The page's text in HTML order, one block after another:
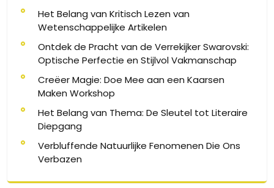
Het Belang van Kritisch Lezen van
Wetenschappelijke Artikelen
Ontdek de Pracht van de Verrekijker Swarovski:
Optische Perfectie en Stijlvol Vakmanschap
Creëer Magie: Doe Mee aan een Kaarsen
Maken Workshop
Het Belang van Thema: De Sleutel tot Literaire
Diepgang
Verbluffende Natuurlijke Fenomenen Die Ons
Verbazen